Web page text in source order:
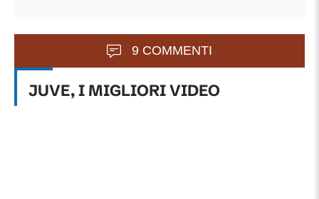
9 COMMENTI
JUVE, I MIGLIORI VIDEO